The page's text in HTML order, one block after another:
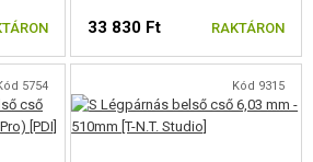
MESTERLÖVÉSZ PUSKÁHOZ
33 830 Ft RAKTÁRON
5754 Kód 9315